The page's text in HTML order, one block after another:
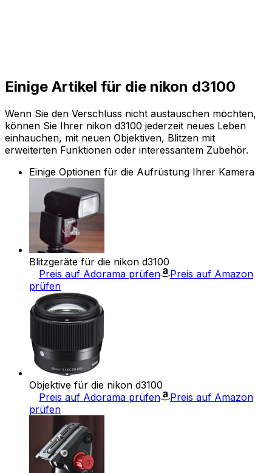
Einige Artikel für die nikon d3100
Wenn Sie den Verschluss nicht austauschen möchten,
können Sie Ihrer nikon d3100 jederzeit neues Leben
einhauchen, mit neuen Objektiven, Blitzen mit
erweiterten Funktionen oder interessantem Zubehör.
Einige Optionen für die Aufrüstung Ihrer Kamera
Blitzgeräte für die nikon d3100
Preis auf Adorama prüfen
Preis auf Amazon
prüfen
Objektive für die nikon d3100
Preis auf Adorama prüfen
Preis auf Amazon
prüfen